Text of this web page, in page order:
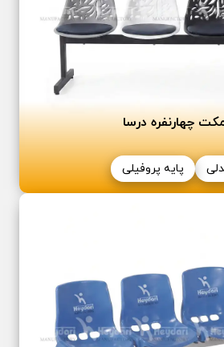
چھارنفره درسا
پایه پروفیلی